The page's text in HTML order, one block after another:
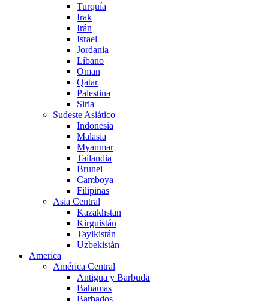
Turquía
Irak
Irán
Israel
Jordania
Líbano
Oman
Qatar
Palestina
Siria
Sudeste Asiático
Indonesia
Malasia
Myanmar
Tailandia
Brunei
Camboya
Filipinas
Asia Central
Kazakhstan
Kirguistán
Tayikistán
Uzbekistán
America
América Central
Antigua y Barbuda
Bahamas
Barbados